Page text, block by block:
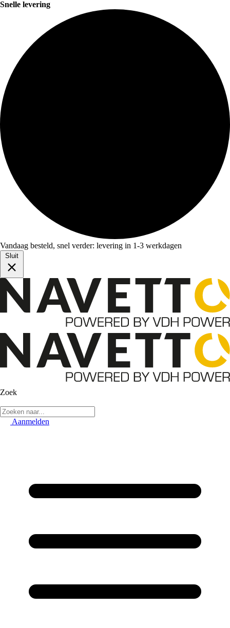
Snelle levering
Vandaag besteld, snel verder: levering in 1-3 werkdagen
Sluit
Zoek
Aanmelden